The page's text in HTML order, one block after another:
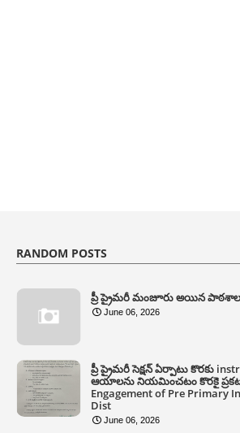
RANDOM POSTS
ప్రీ ప్రైమరీ మంజూరు అయిన
June 06, 2026
ప్రీ ప్రైమరీ సెక్షన్ ఏర్పాటు కొరకు
ఆయాలను నియమించటం కొరకై
Engagement of Pre Primary
Dist
June 06, 2026